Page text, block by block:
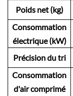
Poids net (kg)
Consommation
électrique (kW)
Précision du tri
Consommation
d'air comprimé